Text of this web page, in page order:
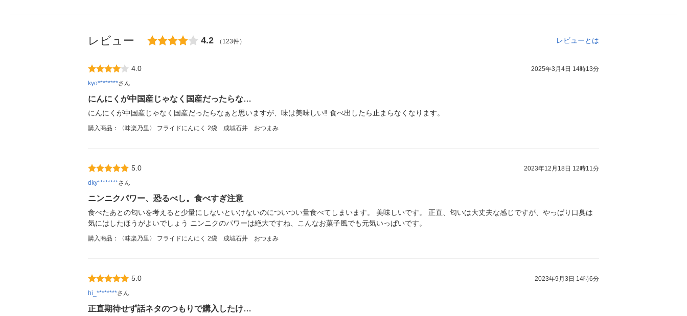
レビュー 4.2 （123件） レビューとは
4.0
2025年3月4日 14時13分
kyo********さん
にんにくが中国産じゃなく国産だったらな…
にんにくが中国産じゃなく国産だったらなぁと思いますが、味は美味しい‼︎ 食べ出したら止まらなくなります。
購入商品：〈味楽乃里〉 フライドにんにく 2袋 成城石井 おつまみ
5.0
2023年12月18日 12時11分
dky********さん
ニンニクパワー、恐るべし。食べすぎ注意
食べたあとの匂いを考えると少量にしないといけないのについつい量食べてしまいます。 美味しいです。 正直、匂いは大丈夫な感じですが、やっぱり口臭は
気にはしたほうがよいでしょう ニンニクのパワーは絶大ですね、こんなお菓子風でも元気いっぱいです。
購入商品：〈味楽乃里〉 フライドにんにく 2袋 成城石井 おつまみ
5.0
2023年9月3日 14時6分
hi_********さん
正直期待せず話ネタのつもりで購入したけ…